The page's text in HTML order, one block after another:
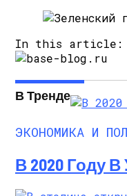
In this article:
В Тренде
ЭКОНОМИКА И
В 2020 Году